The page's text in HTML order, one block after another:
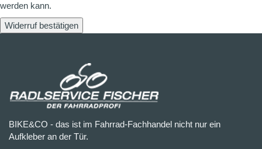
werden kann.
Widerruf bestätigen
BIKE&CO - das ist im Fahrrad-Fachhandel nicht nur ein
Aufkleber an der Tür.